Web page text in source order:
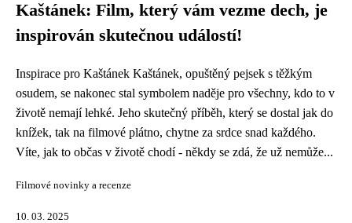
Kaštánek: Film, který vám vezme dech, je
inspirován skutečnou událostí!
Inspirace pro Kaštánek Kaštánek, opuštěný pejsek s těžkým
osudem, se nakonec stal symbolem naděje pro všechny, kdo to v
životě nemají lehké. Jeho skutečný příběh, který se dostal jak do
knížek, tak na filmové plátno, chytne za srdce snad každého.
Víte, jak to občas v životě chodí - někdy se zdá, že už nemůže...
Filmové novinky a recenze
10. 03. 2025